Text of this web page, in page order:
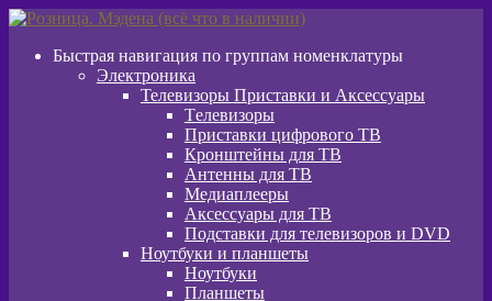
Перейти
навигации
Перейти
содержимому
Быстрая навигация по группам номенклатуры
Электроника
Телевизоры Приставки и Аксессуары
Tелевизоры
Приставки цифрового ТВ
Кронштейны для ТВ
Антенны для ТВ
Медиаплееры
Аксессуары для ТВ
Подставки для телевизоров и DVD
Ноутбуки и планшеты
Ноутбуки
Планшеты